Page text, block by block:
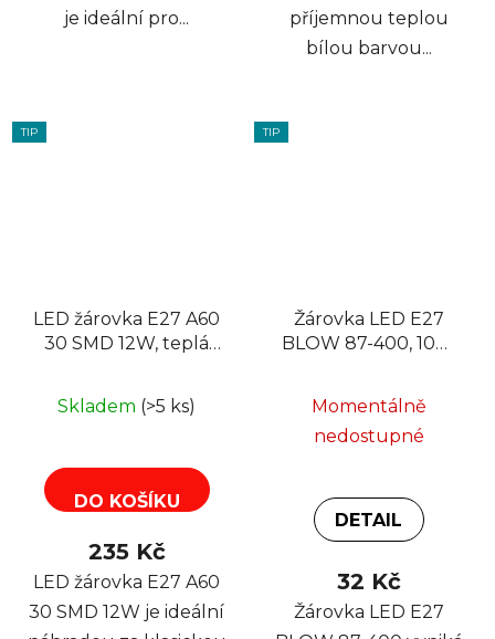
je ideální pro...
příjemnou teplou
bílou barvou...
TIP
LED žárovka E27 A60
30 SMD 12W, teplá
Skladem (>5 ks)
DO KOŠÍKU
235 Kč
LED žárovka E27 A60
30 SMD 12W je ideální
TIP
Žárovka LED E27
BLOW 87-400, 10W
Momentálně
nedostupné
DETAIL
32 Kč
Žárovka LED E27